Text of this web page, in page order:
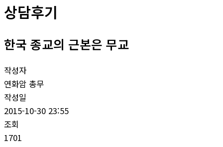
상담후기
한국 종교의 근본은 무교
작성자
연화암 총무
작성일
2015-10-30 23:55
조회
1701